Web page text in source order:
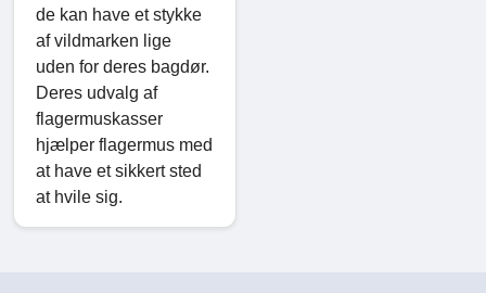
de kan have et stykke
af vildmarken lige
uden for deres bagdør.
Deres udvalg af
flagermuskasser
hjælper flagermus med
at have et sikkert sted
at hvile sig.